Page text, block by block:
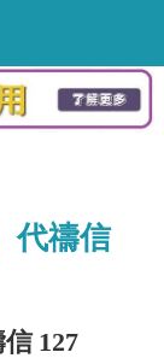
代禱信
127